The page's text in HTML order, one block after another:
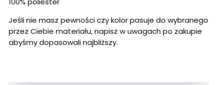
Jeśli nie masz pewności czy kolor pasuje do wybranego
przez Ciebie materiału, napisz w uwagach po zakupie
abyśmy dopasowali najbliższy.